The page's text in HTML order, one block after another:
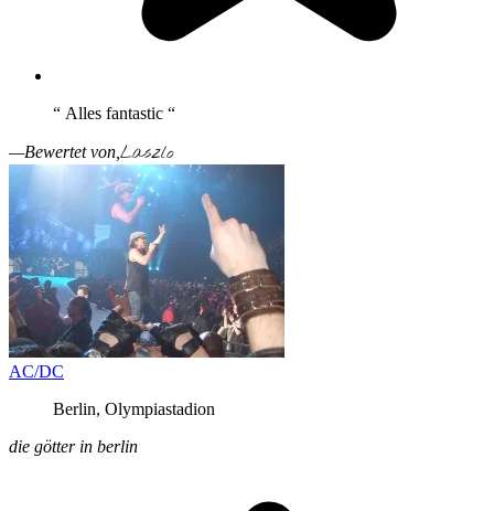
“ Alles fantastic “
—Bewertet von, Laszlo
AC/DC
Berlin, Olympiastadion
die götter in berlin